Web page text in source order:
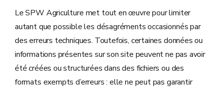
Le SPW Agriculture met tout en œuvre pour limiter
autant que possible les désagréments occasionnés par
des erreurs techniques. Toutefois, certaines données ou
informations présentes sur son site peuvent ne pas avoir
été créées ou structurées dans des fichiers ou des
formats exempts d’erreurs : elle ne peut pas garantir